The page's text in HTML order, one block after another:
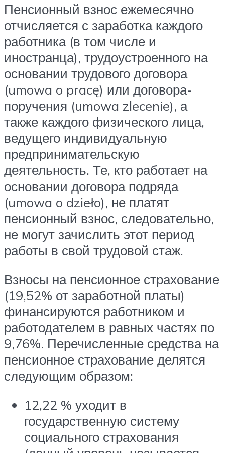
Пенсионный взнос ежемесячно
отчисляется с заработка каждого
работника (в том числе и
иностранца), трудоустроенного на
основании трудового договора
(umowa o pracę) или договора-
поручения (umowa zlecenie), а
также каждого физического лица,
ведущего индивидуальную
предпринимательскую
деятельность. Те, кто работает на
основании договора подряда
(umowa o dzieło), не платят
пенсионный взнос, следовательно,
не могут зачислить этот период
работы в свой трудовой стаж.
Взносы на пенсионное страхование
(19,52% от заработной платы)
финансируются работником и
работодателем в равных частях по
9,76%. Перечисленные средства на
пенсионное страхование делятся
следующим образом:
12,22 % уходит в
государственную систему
социального страхования